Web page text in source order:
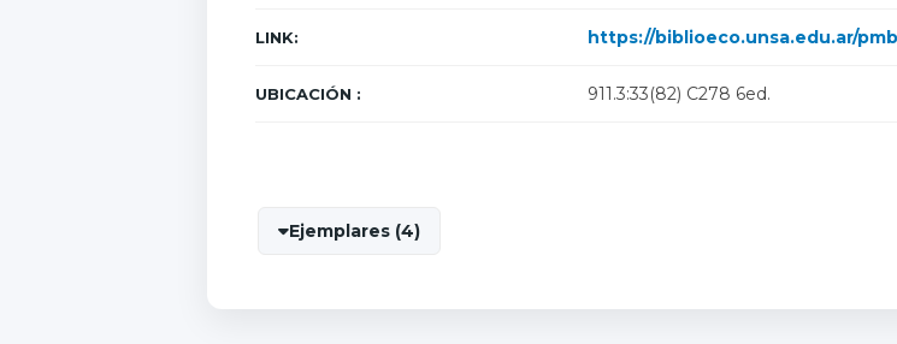
LINK: https://biblioeco.unsa.edu.ar/
UBICACIÓN : 911.3:33(82) C278 6ed.
Ejemplares (4)